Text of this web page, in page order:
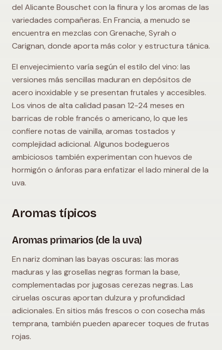
del Alicante Bouschet con la finura y los aromas de las
variedades compañeras. En Francia, a menudo se
encuentra en mezclas con Grenache, Syrah o
Carignan, donde aporta más color y estructura tánica.
El envejecimiento varía según el estilo del vino: las
versiones más sencillas maduran en depósitos de
acero inoxidable y se presentan frutales y accesibles.
Los vinos de alta calidad pasan 12-24 meses en
barricas de roble francés o americano, lo que les
confiere notas de vainilla, aromas tostados y
complejidad adicional. Algunos bodegueros
ambiciosos también experimentan con huevos de
hormigón o ánforas para enfatizar el lado mineral de la
uva.
Aromas típicos
Aromas primarios (de la uva)
En nariz dominan las bayas oscuras: las moras
maduras y las grosellas negras forman la base,
complementadas por jugosas cerezas negras. Las
ciruelas oscuras aportan dulzura y profundidad
adicionales. En sitios más frescos o con cosecha más
temprana, también pueden aparecer toques de frutas
rojas.